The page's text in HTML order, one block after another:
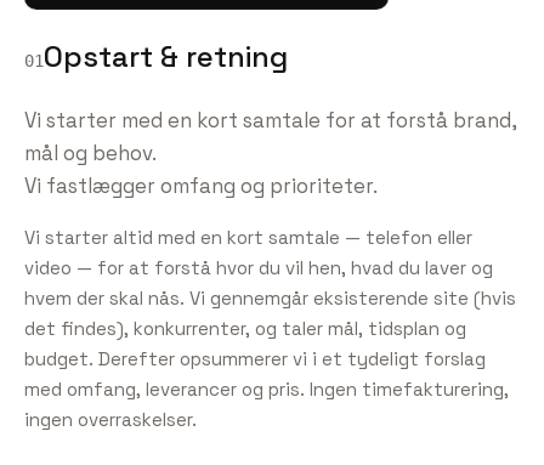
01Opstart & retning
Vi starter med en kort samtale for at forstå brand,
mål og behov.
Vi fastlægger omfang og prioriteter.
Vi starter altid med en kort samtale — telefon eller
video — for at forstå hvor du vil hen, hvad du laver og
hvem der skal nås. Vi gennemgår eksisterende site (hvis
det findes), konkurrenter, og taler mål, tidsplan og
budget. Derefter opsummerer vi i et tydeligt forslag
med omfang, leverancer og pris. Ingen timefakturering,
ingen overraskelser.